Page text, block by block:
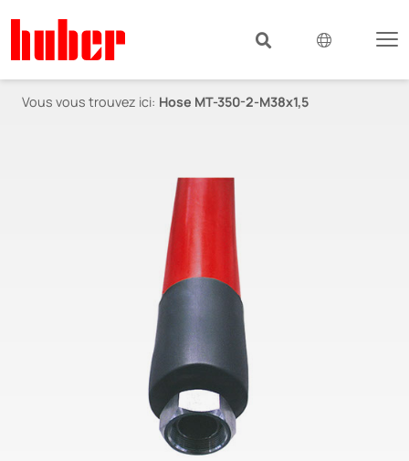
Vous vous trouvez ici: Hose MT-350-2-M38x1,5